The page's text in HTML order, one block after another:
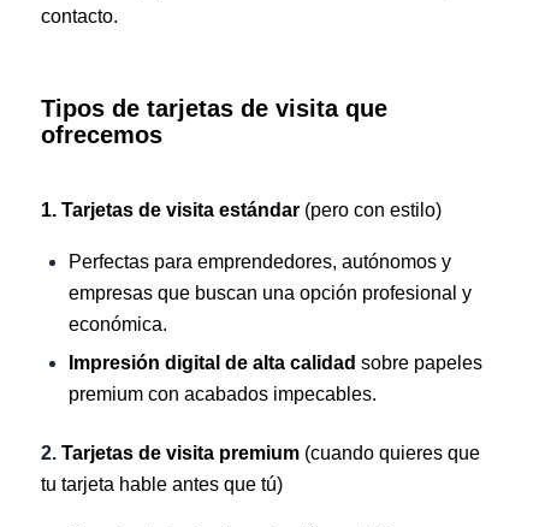
contacto.
Tipos de tarjetas de visita que
ofrecemos
1. Tarjetas de visita estándar (pero con estilo)
Perfectas para emprendedores, autónomos y
empresas que buscan una opción profesional y
económica.
Impresión digital de alta calidad sobre papeles
premium con acabados impecables.
2. Tarjetas de visita premium (cuando quieres que
tu tarjeta hable antes que tú)